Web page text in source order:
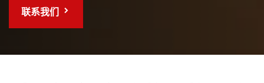
联系我们